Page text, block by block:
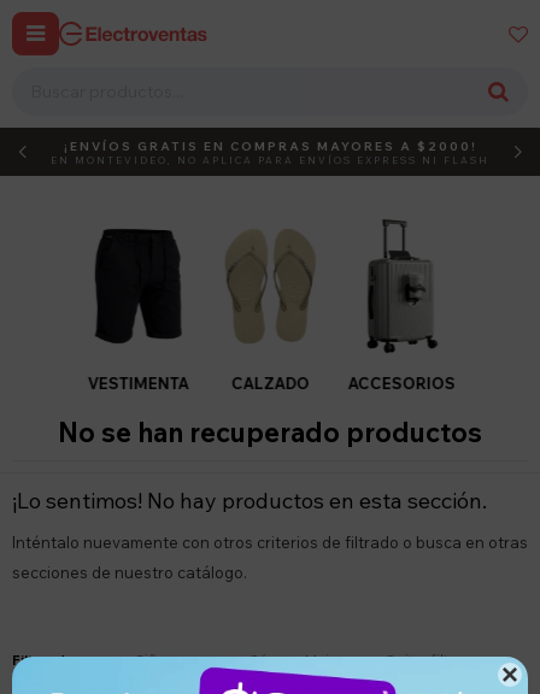

 
DEBUT ACTIVÁ EL CÓDIGO
¡ENVÍOS GRATIS EN COMPRAS MAYORES A $2000!
EN MONTEVIDEO, NO APLICA PARA ENVÍOS EXPRESS NI FLASH
VESTIMENTA CALZADO ACCESORIOS
No se han recuperado productos
¡Lo sentimos! No hay productos en esta sección.
Inténtalo nuevamente con otros criterios de filtrado o busca en otras
secciones de nuestro catálogo.
Filtrando por: Riñoneras Género:Mujer Quitar filtros